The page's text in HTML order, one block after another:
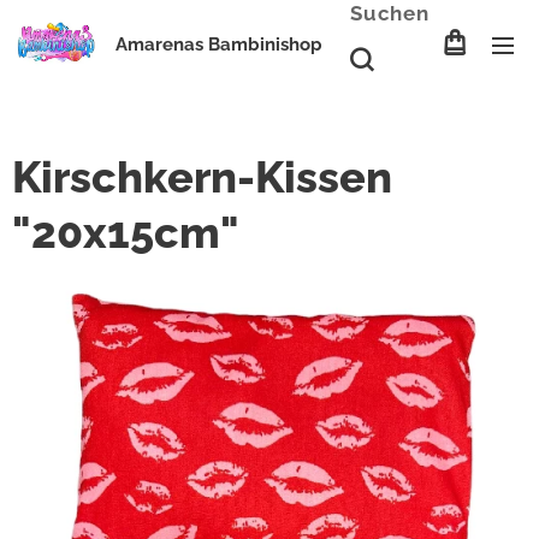
Amarenas Bambinishop
Suchen
Kirschkern-Kissen
"20x15cm"